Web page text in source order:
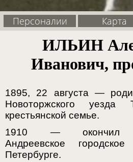
Персоналии Карта
ИЛЬИН
Иванович,
1895, 22 августа —
Новоторжского
крестьянской семье.
1910 — окончил
Андреевское
Петербурге.